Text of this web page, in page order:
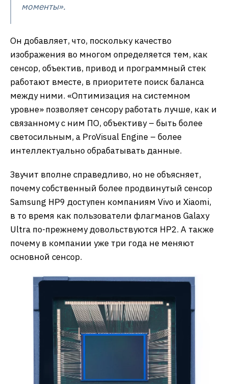
моменты».
Он добавляет, что, поскольку качество
изображения во многом определяется тем, как
сенсор, объектив, привод и программный стек
работают вместе, в приоритете поиск баланса
между ними. «Оптимизация на системном
уровне» позволяет сенсору работать лучше, как и
связанному с ним ПО, объективу – быть более
светосильным, а ProVisual Engine – более
интеллектуально обрабатывать данные.
Звучит вполне справедливо, но не объясняет,
почему собственный более продвинутый сенсор
Samsung HP9 доступен компаниям Vivo и Xiaomi,
в то время как пользователи флагманов Galaxy
Ultra по-прежнему довольствуются HP2. А также
почему в компании уже три года не меняют
основной сенсор.